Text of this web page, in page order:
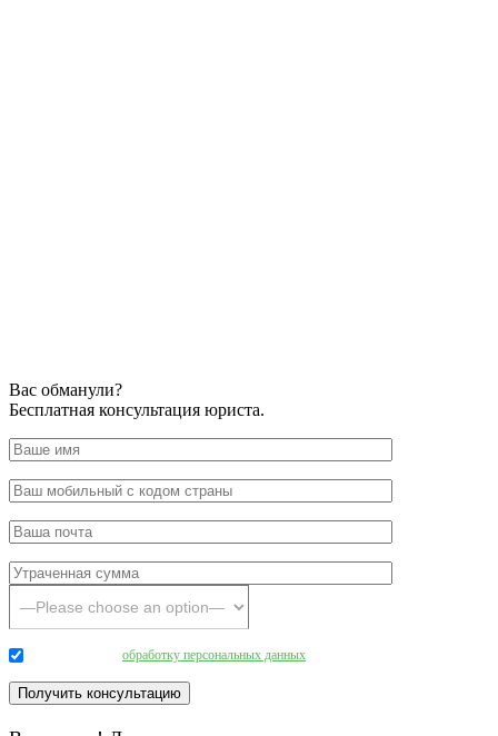
Вас обманули?
Бесплатная консультация юриста.
обработку персональных данных